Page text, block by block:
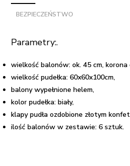
BEZPIECZEŃSTWO
Parametry:.
wielkość balonów: ok. 45 cm, korona
wielkość pudełka: 60x60x100cm,
balony wypełnione helem,
kolor pudełka: biały,
klapy pudła ozdobione złotym
ilość balonów w zestawie: 6 sztuk.